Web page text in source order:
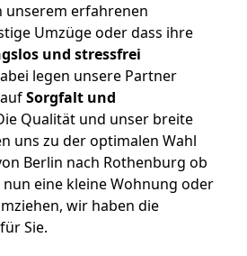
unserem erfahrenen
Umzüge oder dass ihre
und stressfrei
legen unsere Partner
Sorgfalt und
Qualität und unser breite
uns zu der optimalen Wahl
Berlin nach Rothenburg ob
nun eine kleine Wohnung oder
wir haben die
Sie.